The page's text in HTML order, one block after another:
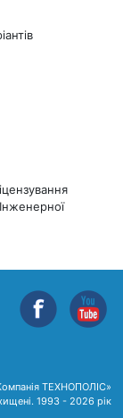
ТЕХНОПОЛІС»
1993 - 2026 рік